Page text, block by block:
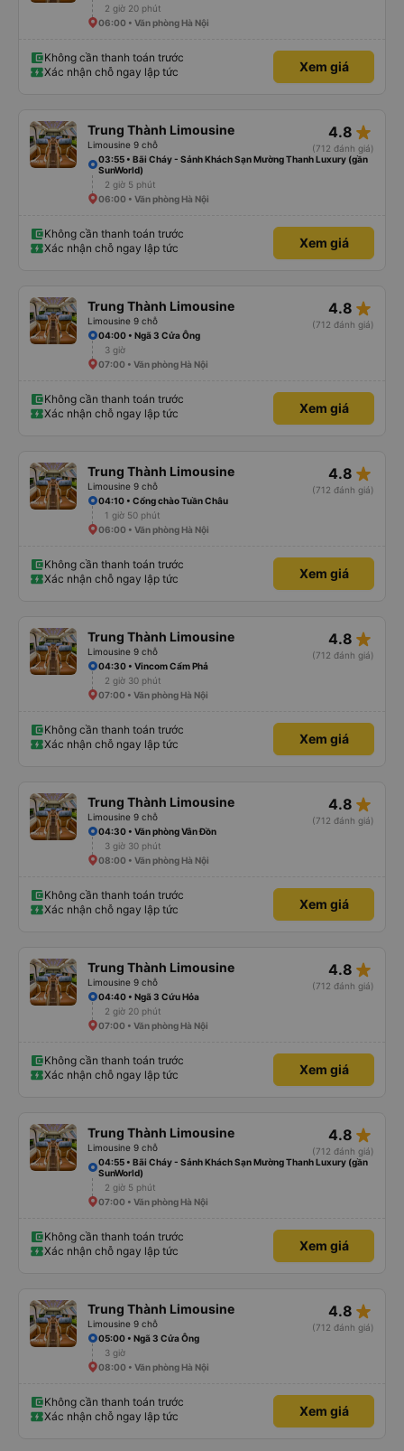
2 giờ 20 phút
06:00 • Văn phòng Hà Nội
Không cần thanh toán trước
Xác nhận chỗ ngay lập tức
Xem giá
Trung Thành Limousine
Limousine 9 chỗ
4.8 star_rate
(712 đánh giá)
03:55 • Bãi Cháy - Sảnh Khách Sạn Mường Thanh Luxury (gần
SunWorld)
2 giờ 5 phút
06:00 • Văn phòng Hà Nội
Không cần thanh toán trước
Xác nhận chỗ ngay lập tức
Xem giá
Trung Thành Limousine
Limousine 9 chỗ
4.8 star_rate
(712 đánh giá)
04:00 • Ngã 3 Cửa Ông
3 giờ
07:00 • Văn phòng Hà Nội
Không cần thanh toán trước
Xác nhận chỗ ngay lập tức
Xem giá
Trung Thành Limousine
Limousine 9 chỗ
4.8 star_rate
(712 đánh giá)
04:10 • Cổng chào Tuần Châu
1 giờ 50 phút
06:00 • Văn phòng Hà Nội
Không cần thanh toán trước
Xác nhận chỗ ngay lập tức
Xem giá
Trung Thành Limousine
Limousine 9 chỗ
4.8 star_rate
(712 đánh giá)
04:30 • Vincom Cẩm Phả
2 giờ 30 phút
07:00 • Văn phòng Hà Nội
Không cần thanh toán trước
Xác nhận chỗ ngay lập tức
Xem giá
Trung Thành Limousine
Limousine 9 chỗ
4.8 star_rate
(712 đánh giá)
04:30 • Văn phòng Vân Đồn
3 giờ 30 phút
08:00 • Văn phòng Hà Nội
Không cần thanh toán trước
Xác nhận chỗ ngay lập tức
Xem giá
Trung Thành Limousine
Limousine 9 chỗ
4.8 star_rate
(712 đánh giá)
04:40 • Ngã 3 Cứu Hỏa
2 giờ 20 phút
07:00 • Văn phòng Hà Nội
Không cần thanh toán trước
Xác nhận chỗ ngay lập tức
Xem giá
Trung Thành Limousine
Limousine 9 chỗ
4.8 star_rate
(712 đánh giá)
04:55 • Bãi Cháy - Sảnh Khách Sạn Mường Thanh Luxury (gần
SunWorld)
2 giờ 5 phút
07:00 • Văn phòng Hà Nội
Không cần thanh toán trước
Xác nhận chỗ ngay lập tức
Xem giá
Trung Thành Limousine
Limousine 9 chỗ
4.8 star_rate
(712 đánh giá)
05:00 • Ngã 3 Cửa Ông
3 giờ
08:00 • Văn phòng Hà Nội
Không cần thanh toán trước
Xác nhận chỗ ngay lập tức
Xem giá